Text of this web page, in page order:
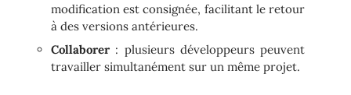
modification est consignée, facilitant le retour
à des versions antérieures.
Collaborer : plusieurs développeurs peuvent
travailler simultanément sur un même projet.